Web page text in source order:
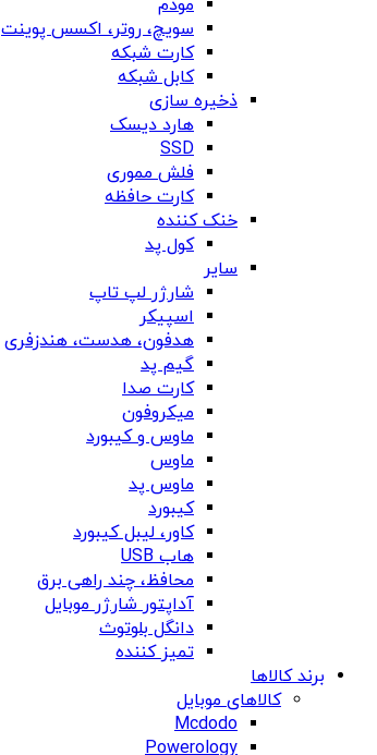
مودم
سویچ، روتر، اکسس پوینت
کارت شبکه
کابل شبکه
ذخیره سازی
هارد دیسک
SSD
فلش مموری
کارت حافظه
خنک کننده
کول پد
سایر
شارژر لپ تاپ
اسپیکر
هدفون، هدست، هندزفری
گیم پد
کارت صدا
میکروفون
ماوس و کیبورد
ماوس
ماوس پد
کیبورد
کاور، لیبل کیبورد
هاب USB
محافظ، چند راهی برق
آداپتور شارژر موبایل
دانگل بلوتوث
تمیز کننده
برند کالاها
کالاهای موبایل
Mcdodo
Powerology